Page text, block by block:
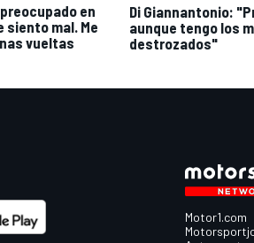
en
siento mal. Me
vueltas
Di Giannantonio:
aunque tengo los
destrozados"
Motor1.com